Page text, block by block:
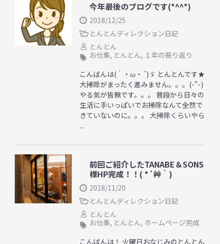
今年最後のブログです(*^^*)
2018/12/25
とんとんディレクション日記
とんとん
お仕事, とんとん, １年の振り返り
こんばんは(｀・ω・´)ゞ とんとんです★
大掃除がまったく進みません。。。(-"-)
やる気が皆無です。。。 普段から日々の
生活に手いっぱいでお掃除なんて全然で
きていないのに。。。 大掃除くらいやら
...
前回ご紹介したTANABE＆SONS
様HP完成！！( *´艸｀)
2018/11/20
とんとんディレクション日記
とんとん
お仕事, とんとん, ホームページ完成
こんばんは！ 火曜日おなじみのとんとん